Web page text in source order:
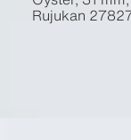
Rujukan